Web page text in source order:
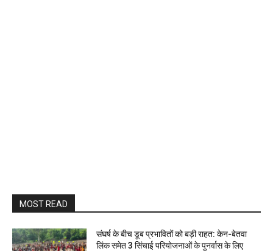
MOST READ
संघर्ष के बीच डूब प्रभावितों को बड़ी राहत: केन-बेतवा
लिंक समेत 3 सिंचाई परियोजनाओं के पुनर्वास के लिए